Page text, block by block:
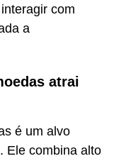
com
a
atrai
é um alvo
Ele combina alto